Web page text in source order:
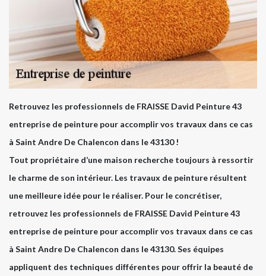
Retrouvez les professionnels de FRAISSE David Peinture 43
entreprise de peinture pour accomplir vos travaux dans ce cas
à Saint Andre De Chalencon dans le 43130 !
Tout propriétaire d’une maison recherche toujours à ressortir
le charme de son intérieur. Les travaux de peinture résultent
une meilleure idée pour le réaliser. Pour le concrétiser,
retrouvez les professionnels de FRAISSE David Peinture 43
entreprise de peinture pour accomplir vos travaux dans ce cas
à Saint Andre De Chalencon dans le 43130. Ses équipes
appliquent des techniques différentes pour offrir la beauté de